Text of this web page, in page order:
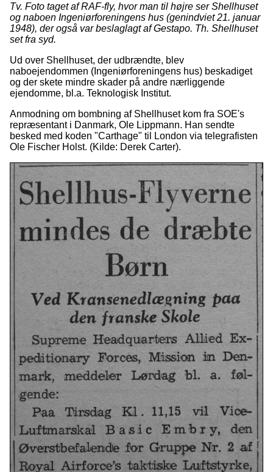
Tv. Foto taget af RAF-fly, hvor man til højre ser Shellhuset
og naboen Ingeniørforeningens hus (genindviet 21. januar
1948), der også var beslaglagt af Gestapo. Th. Shellhuset
set fra syd.
Ud over Shellhuset, der udbrændte, blev
naboejendommen (Ingeniørforeningens hus) beskadiget
og der skete mindre skader på andre nærliggende
ejendomme, bl.a. Teknologisk Institut.
Anmodning om bombning af Shellhuset kom fra SOE's
repræsentant i Danmark, Ole Lippmann. Han sendte
besked med koden "Carthage" til London via telegrafisten
Ole Fischer Holst. (Kilde: Derek Carter).